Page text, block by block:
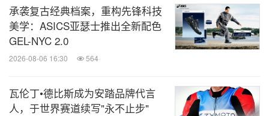
提升用户的耐力与稳定性、减轻用户的疲劳，进一步
释放山地体验的潜能。本次展览，是它首次在中国亮
相，让更多行动受限的人得以与高山相遇，体验户外
承袭复古经典档案，重构先锋科技
美学：ASICS亚瑟士推出全新配色
GEL-NYC 2.0
2026-08-06 16:30 564
瓦伦丁•德比斯成为安踏品牌代言
人，于世界赛道续写"永不止步"